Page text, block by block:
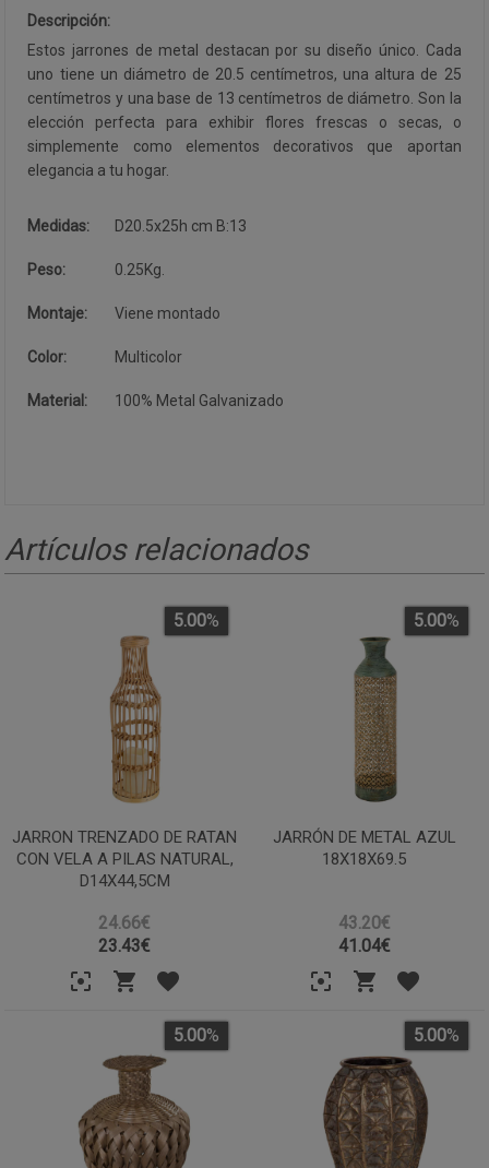
Descripción:
Estos jarrones de metal destacan por su diseño único. Cada
uno tiene un diámetro de 20.5 centímetros, una altura de 25
centímetros y una base de 13 centímetros de diámetro. Son la
elección perfecta para exhibir flores frescas o secas, o
simplemente como elementos decorativos que aportan
elegancia a tu hogar.
Medidas: D20.5x25h cm B:13
Peso: 0.25Kg.
Montaje: Viene montado
Color: Multicolor
Material: 100% Metal Galvanizado
Artículos relacionados
JARRON TRENZADO DE RATAN
CON VELA A PILAS NATURAL,
D14X44,5CM
24.66€
5.00%
23.43€
JARRÓN DE METAL AZUL
18X18X69.5
43.20€
5.00%
41.04€
5.00% 5.00%